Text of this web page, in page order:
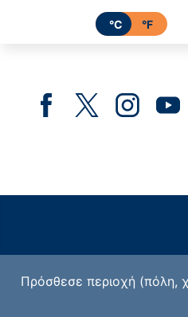
°C °F
Πρόσθεσε περιοχή (πόλη,